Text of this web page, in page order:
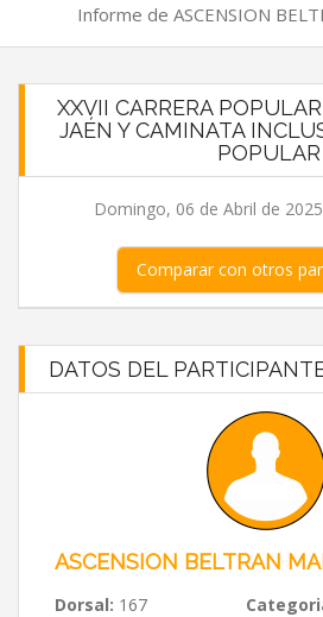
Informe de ASCENSION
XXVII CARRERA
JAÉN Y CAMINATA
POPULAR
Domingo, 06 de Abril de
Comparar con otros
DATOS DEL
ASCENSION BELTRAN
Dorsal: 167